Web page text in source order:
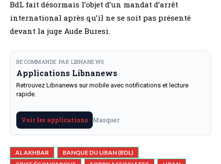
BdL fait désormais l’objet d’un mandat d’arrêt
international après qu’il ne se soit pas présenté
devant la juge Aude Buresi.
RECOMMANDE PAR LIBNANEWS
Applications Libnanews
Retrouvez Libnanews sur mobile avec notifications et lecture
rapide.
Voir les applications Masquer
AL AKHBAR
BANQUE DU LIBAN (BDL)